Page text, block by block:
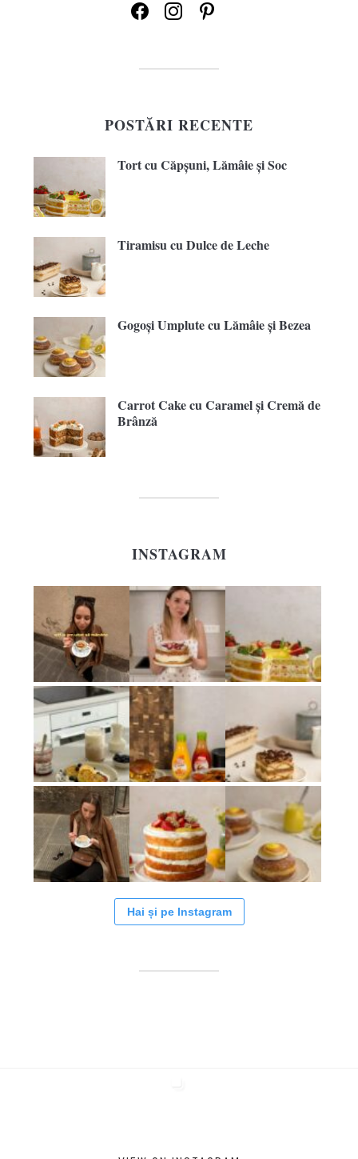
facebookinstagrampinterest
POSTĂRI RECENTE
Tort cu Căpșuni, Lămâie și Soc
Tiramisu cu Dulce de Leche
Gogoși Umplute cu Lămâie și Bezea
Carrot Cake cu Caramel și Cremă de
Brânză
INSTAGRAM
Hai și pe Instagram